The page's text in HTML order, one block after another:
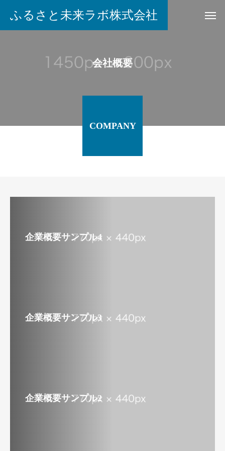
ふるさと未来ラボ株式会社
会社概要
COMPANY
企業概要サンプル4
企業概要サンプル3
企業概要サンプル2